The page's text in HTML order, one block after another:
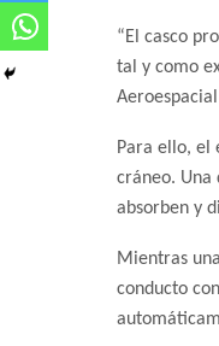
“El casco
tal y como
Para ello, el
cráneo. Una
absorben y
Mientras
conducto